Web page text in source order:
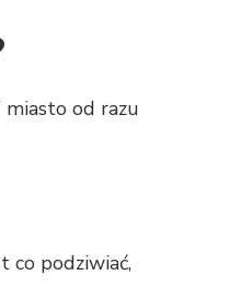
miasto od razu
co podziwiać,